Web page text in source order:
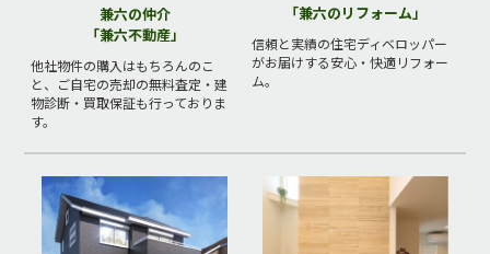
兼六の仲介
「兼六不動産」
他社物件の購入はもちろんのこ
と、ご自宅の売却の無料査定・建
物診断・買取保証も行っておりま
す。
「兼六のリフォーム」
信頼と実績の住宅ディベロッパー
がお届けする安心・快適リフォー
ム。